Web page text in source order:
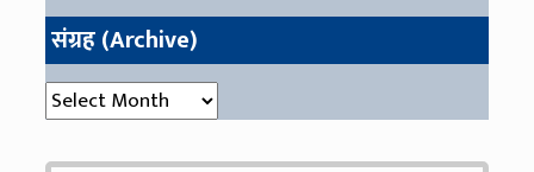
संग्रह (Archive)
संग्रह (Archive)